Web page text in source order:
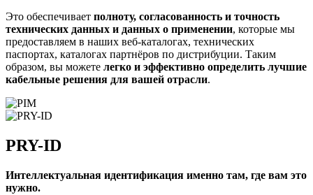
Это обеспечивает полноту, согласованность и точность
технических данных и данных о применении, которые мы
предоставляем в наших веб-каталогах, технических
паспортах, каталогах партнёров по дистрибуции. Таким
образом, вы можете легко и эффективно определить лучшие
кабельные решения для вашей отрасли.
PRY-ID
Интеллектуальная идентификация именно там, где вам это
нужно.